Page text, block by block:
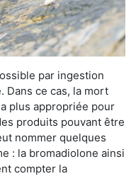
par ingestion
Dans ce cas, la mort
plus appropriée pour
produits pouvant être
nommer quelques
: la bromadiolone ainsi
compter la